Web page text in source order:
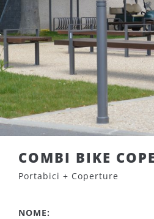
COMBI BIKE
Portabici + Coperture
NOME: